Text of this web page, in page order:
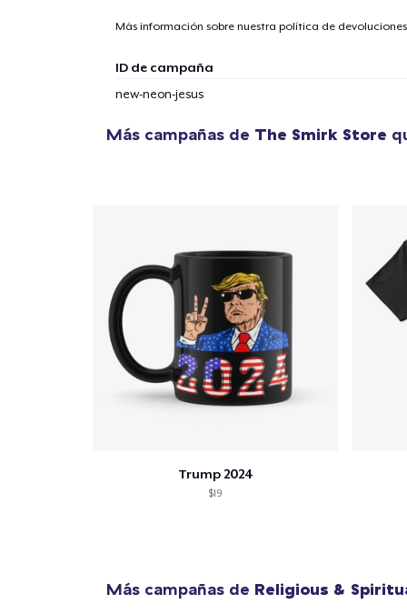
Más información sobre nuestra política de devoluciones
ID de campaña
new-neon-jesus
Más campañas de The Smirk Store
Trump 2024
$19
Más campañas de Religious &
1